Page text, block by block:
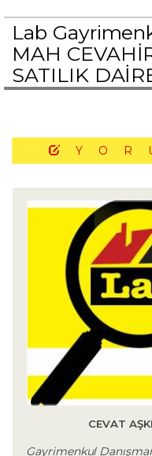
Lab
MAH
SATILIK
CEVAT
Gayrimenkul